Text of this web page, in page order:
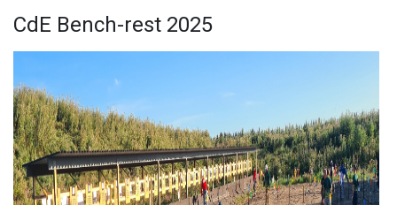
CdE Bench-rest 2025